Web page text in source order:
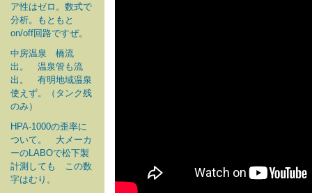
ア性はゼロ。数式で
分析。もともと
on/off回路ですぜ。
中房温泉 橋流
出。 温泉管も流
出。 有明地域温泉
使えず。（タンク残
のみ）
HPA-1000の歪率に
ついて。 大メーカ
ーのLABOで松下製
計測しても この数
字はむり。